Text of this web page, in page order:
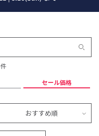
セール価格
おすすめ順